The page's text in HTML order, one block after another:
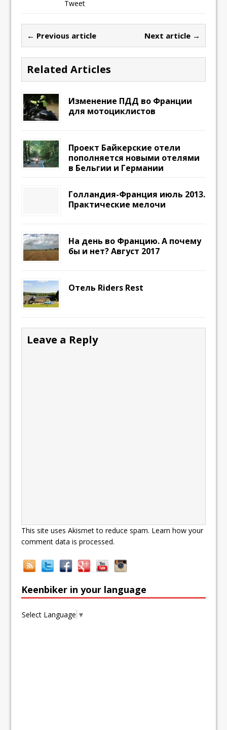
Tweet
← Previous article Next article →
Related Articles
Изменение ПДД во Франции
для мотоциклистов
Проект Байкерские отели
пополняется новыми отелями
в Бельгии и Германии
Голландия-Франция июль 2013.
Практические мелочи
На день во Францию. А почему
бы и нет? Август 2017
Отель Riders Rest
Leave a Reply
This site uses Akismet to reduce spam. Learn how your
comment data is processed.
Keenbiker in your language
Select Language ▼